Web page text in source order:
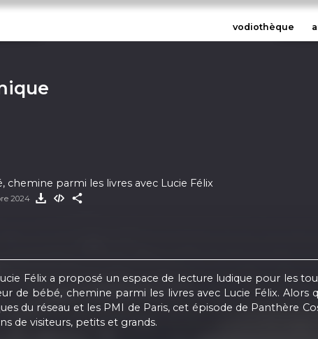
vodiothèque
chemine parmi les livres avec Lucie Félix
2024
Félix a proposé un espace de lecture ludique pour les
de bébé, chemine parmi les livres avec Lucie Félix.
du réseau et les PMI de Paris, cet épisode de Panthère
de visiteurs, petits et grands.